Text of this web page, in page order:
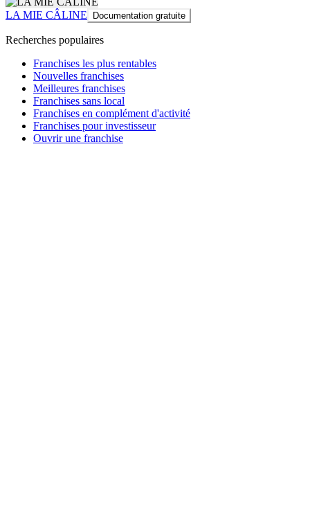
LA MIE CÂLINE Documentation gratuite
Recherches populaires
Franchises les plus rentables
Nouvelles franchises
Meilleures franchises
Franchises sans local
Franchises en complément d'activité
Franchises pour investisseur
Ouvrir une franchise